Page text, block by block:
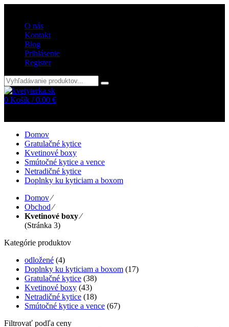
O nás
Kontakt
Blog
Prihlásenie
Register
0 Košík /0.00 €
Domov
Gratulačné kytice
Kvetinové boxy
Smútočné kytice a vence
Netradičné kytice
Doplnky ku kyticiam a boxom
Domov⁄
Obchod ⁄
Kvetinové boxy⁄
(Stránka 3)
Kategórie produktov
odložené (4)
Doplnky ku kyticiam a boxom (17)
Gratulačné kytice (38)
Kvetinové boxy (43)
Netradičné kytice (18)
Smútočné kytice a vence (67)
Filtrovať podľa ceny